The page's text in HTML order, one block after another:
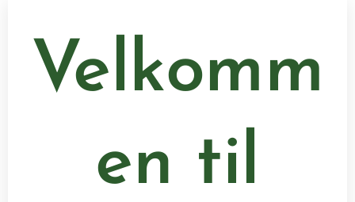
Velkomm
en til